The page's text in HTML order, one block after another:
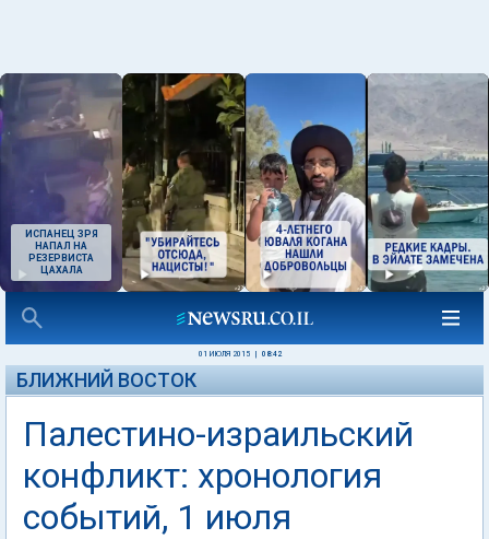
ИСПАНЕЦ ЗРЯ
НАПАЛ НА
РЕЗЕРВИСТА
ЦАХАЛА
01 ИЮЛЯ 2015 08:42
БЛИЖНИЙ ВОСТОК
Палестино-израильский
конфликт: хронология
событий, 1 июля